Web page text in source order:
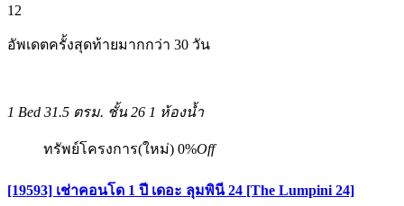
12
อัพเดตครั้งสุดท้ายมากกว่า 30 วัน
1 Bed 31.5 ตรม. ชั้น 26 1 ห้องน้ำ
ทรัพย์โครงการ(ใหม่) 0%Off
[19593] เช่าคอนโด 1 ปี เดอะ ลุมพินี 24 [The Lumpini 24]